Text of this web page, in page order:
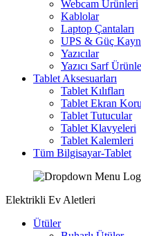
Webcam Ürünleri
Kablolar
Laptop Çantaları
UPS & Güç
Yazıcılar
Yazıcı Sarf
Tablet Aksesuarları
Tablet Kılıfları
Tablet Ekran
Tablet Tutucular
Tablet Klavyeleri
Tablet Kalemleri
Tüm Bilgisayar-Tablet
Elektrikli Ev Aletleri
Ütüler